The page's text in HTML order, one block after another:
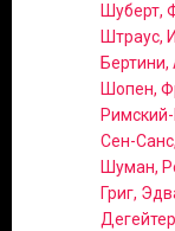
Шуберт,
Штраус,
Бертини,
Шопен,
Сен-
Шуман,
Григ,